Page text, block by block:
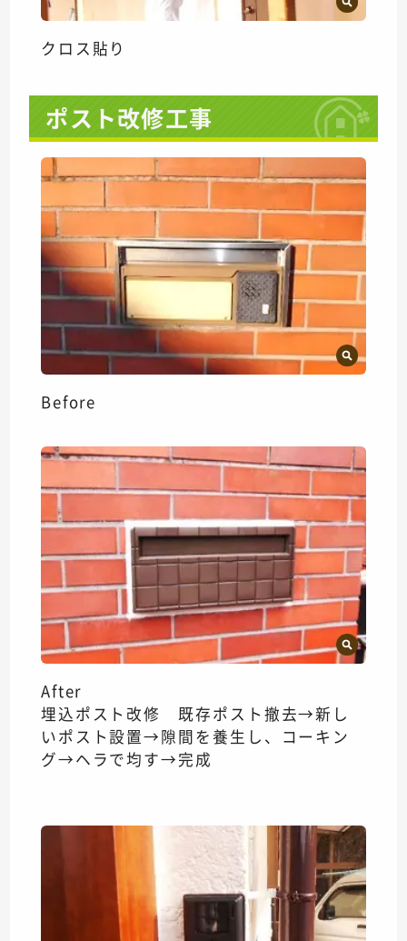
クロス貼り
ポスト改修工事
Before
After
埋込ポスト改修 既存ポスト撤去→新し
いポスト設置→隙間を養生し、コーキン
グ→ヘラで均す→完成